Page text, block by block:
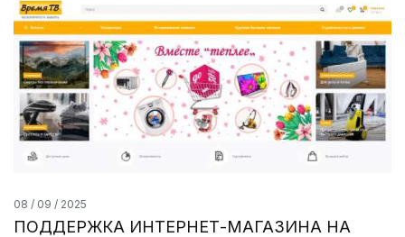
08 / 09 / 2025
ПОДДЕРЖКА ИНТЕРНЕТ-МАГАЗИНА НА